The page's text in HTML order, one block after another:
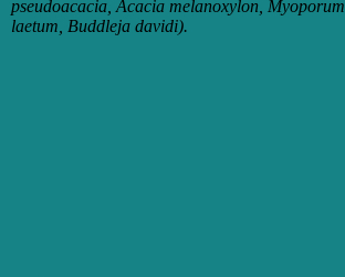
pseudoacacia, Acacia melanoxylon, Myoporum
laetum, Buddleja davidi).